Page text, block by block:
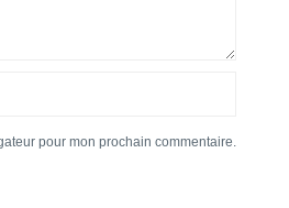
pour mon prochain commentaire.